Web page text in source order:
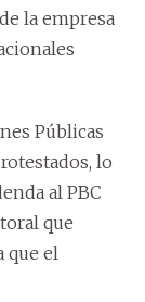
la empresa
Públicas
lo
al PBC
que
que el